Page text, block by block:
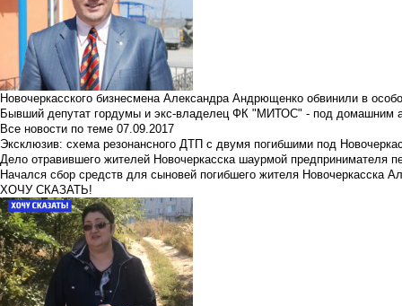
Новочеркасского бизнесмена Александра Андрющенко обвинили в
Бывший депутат гордумы и экс-владелец ФК "МИТОС" - под домашним
Все новости по теме 07.09.2017
Эксклюзив: схема резонансного ДТП с двумя погибшими под
Дело отравившего жителей Новочеркасска шаурмой предпринимателя
Начался сбор средств для сыновей погибшего жителя Новочеркасска
ХОЧУ СКАЗАТЬ!